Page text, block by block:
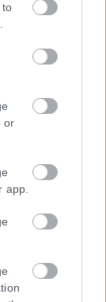
to
or
app.
Επιτροπής της
(L 63).